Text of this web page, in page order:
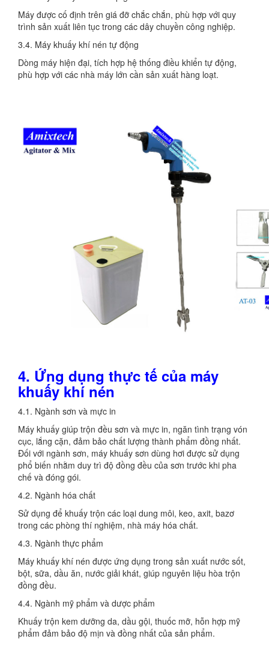
Máy được cố định trên giá đỡ chắc chắn, phù hợp với quy
trình sản xuất liên tục trong các dây chuyền công nghiệp.
3.4. Máy khuấy khí nén tự động
Dòng máy hiện đại, tích hợp hệ thống điều khiển tự động,
phù hợp với các nhà máy lớn cần sản xuất hàng loạt.
4. Ứng dụng thực tế của máy
khuấy khí nén
4.1. Ngành sơn và mực in
Máy khuấy giúp trộn đều sơn và mực in, ngăn tình trạng vón
cục, lắng cặn, đảm bảo chất lượng thành phẩm đồng nhất.
Đối với ngành sơn, máy khuấy sơn dùng hơi được sử dụng
phổ biến nhằm duy trì độ đồng đều của sơn trước khi pha
chế và đóng gói.
4.2. Ngành hóa chất
Sử dụng để khuấy trộn các loại dung môi, keo, axit, bazơ
trong các phòng thí nghiệm, nhà máy hóa chất.
4.3. Ngành thực phẩm
Máy khuấy khí nén được ứng dụng trong sản xuất nước sốt,
bột, sữa, dầu ăn, nước giải khát, giúp nguyên liệu hòa trộn
đồng đều.
4.4. Ngành mỹ phẩm và dược phẩm
Khuấy trộn kem dưỡng da, dầu gội, thuốc mỡ, hỗn hợp mỹ
phẩm đảm bảo độ mịn và đồng nhất của sản phẩm.